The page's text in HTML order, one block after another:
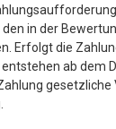
in der
Erfolgt die
ab dem